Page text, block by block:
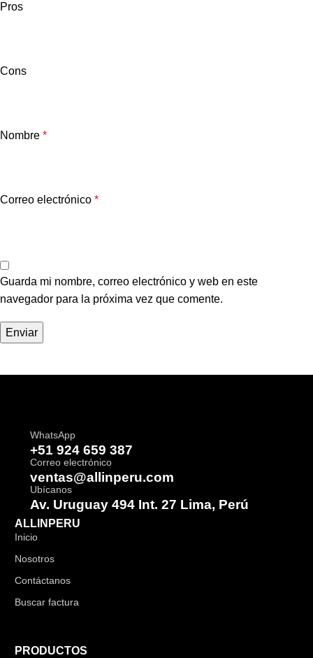
Pros
Cons
Nombre *
Correo electrónico *
Guarda mi nombre, correo electrónico y web en este
navegador para la próxima vez que comente.
WhatsApp
+51 924 659 387
Correo electrónico
ventas@allinperu.com
Ubícanos
Av. Uruguay 494 Int. 27 Lima, Perú
ALLINPERU
Inicio
Nosotros
Contáctanos
Buscar factura
PRODUCTOS